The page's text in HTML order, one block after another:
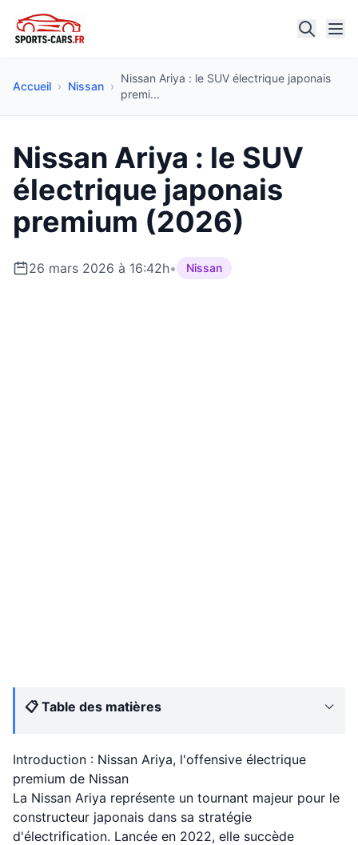
Accueil › Nissan ›
Nissan Ariya : le SUV électrique japonais
premi...
Nissan Ariya : le SUV
électrique japonais
premium (2026)
26 mars 2026 à 16:42h• Nissan
📋 Table des matières
Introduction : Nissan Ariya, l'offensive électrique
premium de Nissan
La Nissan Ariya représente un tournant majeur pour le
constructeur japonais dans sa stratégie
d'électrification. Lancée en 2022, elle succède